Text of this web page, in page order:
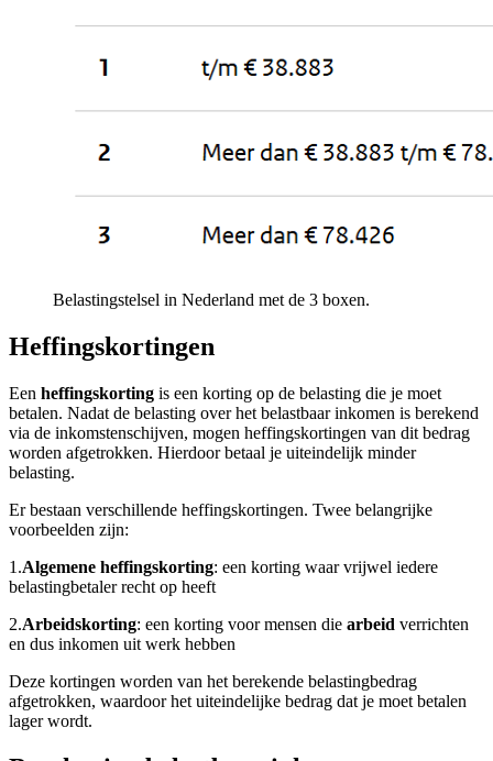
Belastingstelsel in Nederland met de 3 boxen.
Heffingskortingen
Een heffingskorting is een korting op de belasting die je moet
betalen. Nadat de belasting over het belastbaar inkomen is berekend
via de inkomstenschijven, mogen heffingskortingen van dit bedrag
worden afgetrokken. Hierdoor betaal je uiteindelijk minder
belasting.
Er bestaan verschillende heffingskortingen. Twee belangrijke
voorbeelden zijn:
1.Algemene heffingskorting: een korting waar vrijwel iedere
belastingbetaler recht op heeft
2.Arbeidskorting: een korting voor mensen die arbeid verrichten
en dus inkomen uit werk hebben
Deze kortingen worden van het berekende belastingbedrag
afgetrokken, waardoor het uiteindelijke bedrag dat je moet betalen
lager wordt.